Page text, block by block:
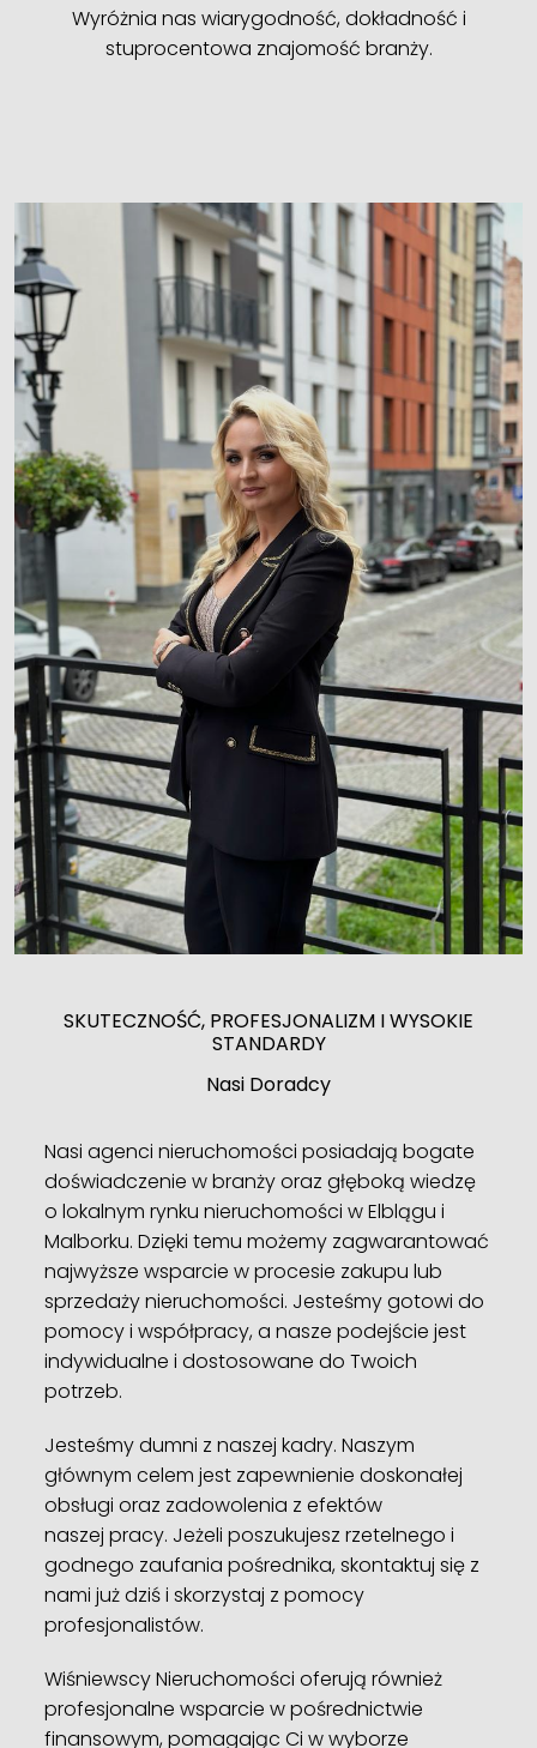
Wyróżnia nas wiarygodność, dokładność i
stuprocentowa znajomość branży.
SKUTECZNOŚĆ, PROFESJONALIZM I WYSOKIE
STANDARDY
Nasi Doradcy
Nasi agenci nieruchomości posiadają bogate
doświadczenie w branży oraz głęboką wiedzę
o lokalnym rynku nieruchomości w Elblągu i
Malborku. Dzięki temu możemy zagwarantować
najwyższe wsparcie w procesie zakupu lub
sprzedaży nieruchomości. Jesteśmy gotowi do
pomocy i współpracy, a nasze podejście jest
indywidualne i dostosowane do Twoich
potrzeb.
Jesteśmy dumni z naszej kadry. Naszym
głównym celem jest zapewnienie doskonałej
obsługi oraz zadowolenia z efektów
naszej pracy. Jeżeli poszukujesz rzetelnego i
godnego zaufania pośrednika, skontaktuj się z
nami już dziś i skorzystaj z pomocy
profesjonalistów.
Wiśniewscy Nieruchomości oferują również
profesjonalne wsparcie w pośrednictwie
finansowym, pomagając Ci w wyborze